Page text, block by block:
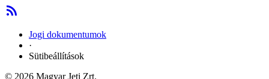
Jogi dokumentumok
·
Sütibeállítások
© 2026 Magyar Jeti Zrt.